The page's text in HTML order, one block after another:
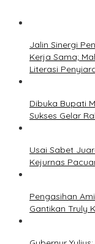
Jalin Sinergi
Kerja Sama;
Literasi
Dibuka Bupati
Sukses Gelar
Usai Sabet
Kejurnas
Pengasihan
Gantikan Truly